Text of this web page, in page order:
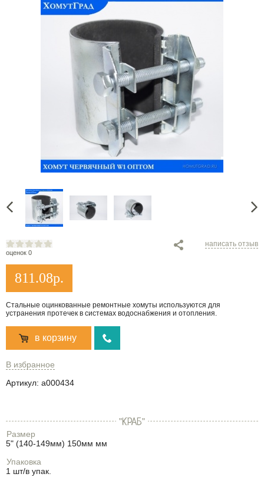
оценок 0
написать отзыв
811.08р.
Стальные оцинкованные ремонтные хомуты используются для
устранения протечек в системах водоснабжения и отопления.
в корзину
В избранное
Артикул: a000434
"КРАБ"
Размер
5" (140-149мм) 150мм мм
Упаковка
1 шт/в упак.